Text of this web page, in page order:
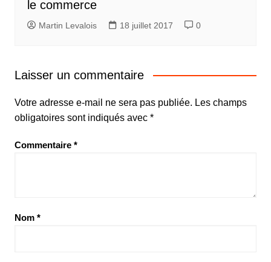
le commerce
Martin Levalois 18 juillet 2017 0
Laisser un commentaire
Votre adresse e-mail ne sera pas publiée. Les champs
obligatoires sont indiqués avec *
Commentaire *
Nom *